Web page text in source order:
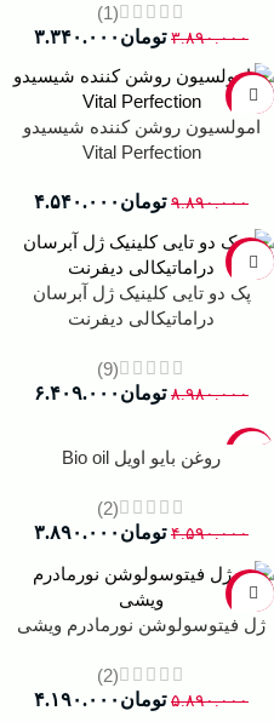
(1)
۳.۸۹۰.۰۰۰ تومان ۳.۳۴۰.۰۰۰
امولسیون روشن کننده شیسیدو
Vital Perfection
۹.۸۹۰.۰۰۰ تومان ۴.۵۴۰.۰۰۰
-29%
پک دو تایی کلینیک ژل آبرسان
دراماتیکالی دیفرنت
(9)
۸.۹۸۰.۰۰۰ تومان ۶.۴۰۹.۰۰۰
روغن بایو اویل Bio oil
(2)
۴.۵۹۰.۰۰۰ تومان ۳.۸۹۰.۰۰۰
ژل فیتوسولوشن نورمادرم ویشی
(2)
۵.۸۹۰.۰۰۰ تومان ۴.۱۹۰.۰۰۰